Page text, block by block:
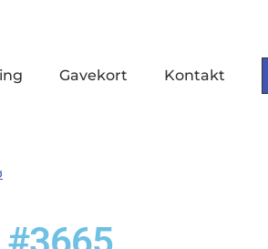
Gavekort Kontakt